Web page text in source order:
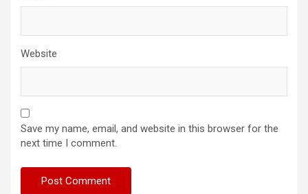
Website
Save my name, email, and website in this browser for the
next time I comment.